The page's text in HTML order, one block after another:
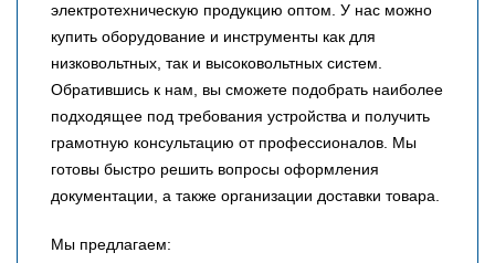
электротехническую продукцию оптом. У нас можно
купить оборудование и инструменты как для
низковольтных, так и высоковольтных систем.
Обратившись к нам, вы сможете подобрать наиболее
подходящее под требования устройства и получить
грамотную консультацию от профессионалов. Мы
готовы быстро решить вопросы оформления
документации, а также организации доставки товара.
Мы предлагаем: